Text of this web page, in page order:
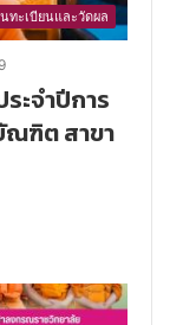
ทะเบียนและวัดผล
ะจำปีการ
ณฑิต สาขา